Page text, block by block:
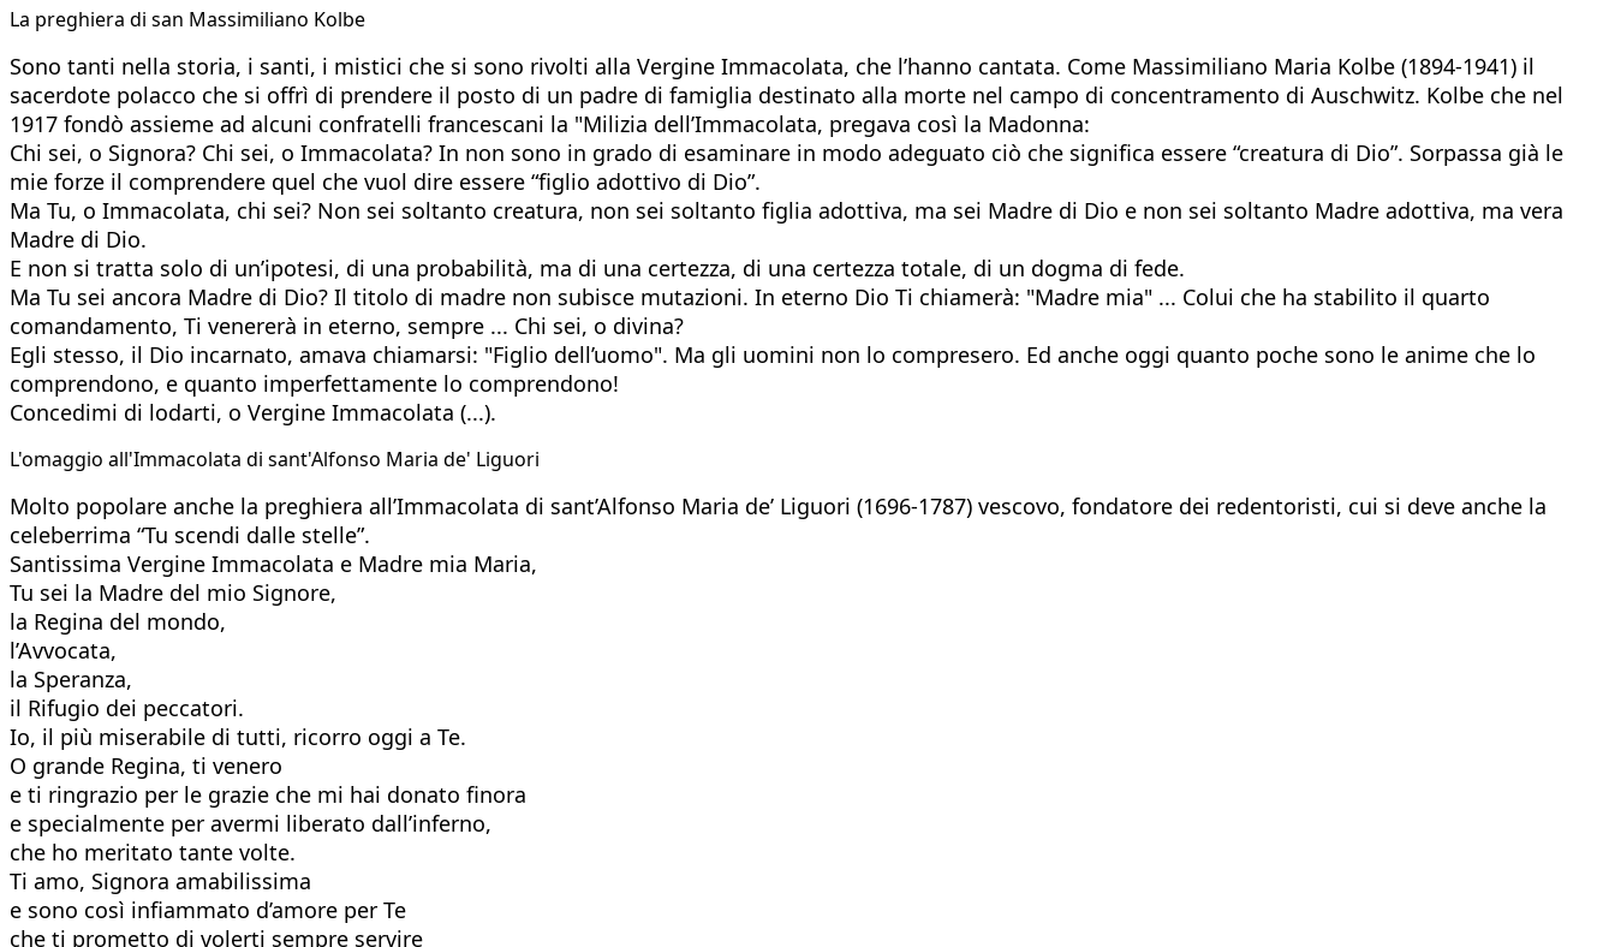
La preghiera di san Massimiliano Kolbe
Sono tanti nella storia, i santi, i mistici che si sono rivolti alla Vergine Immacolata, che l’hanno cantata. Come Massimiliano Maria Kolbe (1894-1941) il
sacerdote polacco che si offrì di prendere il posto di un padre di famiglia destinato alla morte nel campo di concentramento di Auschwitz. Kolbe che nel
1917 fondò assieme ad alcuni confratelli francescani la "Milizia dell’Immacolata, pregava così la Madonna:
Chi sei, o Signora? Chi sei, o Immacolata? In non sono in grado di esaminare in modo adeguato ciò che significa essere “creatura di Dio”. Sorpassa già le
mie forze il comprendere quel che vuol dire essere “figlio adottivo di Dio”.
Ma Tu, o Immacolata, chi sei? Non sei soltanto creatura, non sei soltanto figlia adottiva, ma sei Madre di Dio e non sei soltanto Madre adottiva, ma vera
Madre di Dio.
E non si tratta solo di un’ipotesi, di una probabilità, ma di una certezza, di una certezza totale, di un dogma di fede.
Ma Tu sei ancora Madre di Dio? Il titolo di madre non subisce mutazioni. In eterno Dio Ti chiamerà: "Madre mia" ... Colui che ha stabilito il quarto
comandamento, Ti venererà in eterno, sempre ... Chi sei, o divina?
Egli stesso, il Dio incarnato, amava chiamarsi: "Figlio dell’uomo". Ma gli uomini non lo compresero. Ed anche oggi quanto poche sono le anime che lo
comprendono, e quanto imperfettamente lo comprendono!
Concedimi di lodarti, o Vergine Immacolata (...).
L'omaggio all'Immacolata di sant'Alfonso Maria de' Liguori
Molto popolare anche la preghiera all’Immacolata di sant’Alfonso Maria de’ Liguori (1696-1787) vescovo, fondatore dei redentoristi, cui si deve anche la
celeberrima “Tu scendi dalle stelle”.
Santissima Vergine Immacolata e Madre mia Maria,
Tu sei la Madre del mio Signore,
la Regina del mondo,
l’Avvocata,
la Speranza,
il Rifugio dei peccatori.
Io, il più miserabile di tutti, ricorro oggi a Te.
O grande Regina, ti venero
e ti ringrazio per le grazie che mi hai donato finora
e specialmente per avermi liberato dall’inferno,
che ho meritato tante volte.
Ti amo, Signora amabilissima
e sono così infiammato d’amore per Te
che ti prometto di volerti sempre servire